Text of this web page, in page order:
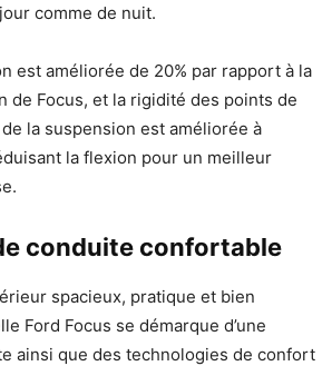
comme de nuit.
est améliorée de 20% par rapport à la
de Focus, et la rigidité des points de
la suspension est améliorée à
la flexion pour un meilleur
conduite confortable
spacieux, pratique et bien
Ford Focus se démarque d’une
ainsi que des technologies de confort